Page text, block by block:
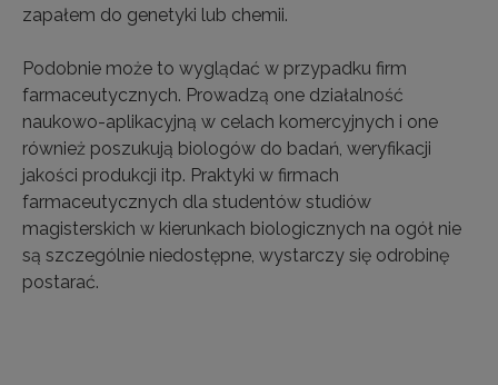
zapałem do genetyki lub chemii.
Podobnie może to wyglądać w przypadku firm
farmaceutycznych. Prowadzą one działalność
naukowo-aplikacyjną w celach komercyjnych i one
również poszukują biologów do badań, weryfikacji
jakości produkcji itp. Praktyki w firmach
farmaceutycznych dla studentów studiów
magisterskich w kierunkach biologicznych na ogół nie
są szczególnie niedostępne, wystarczy się odrobinę
postarać.